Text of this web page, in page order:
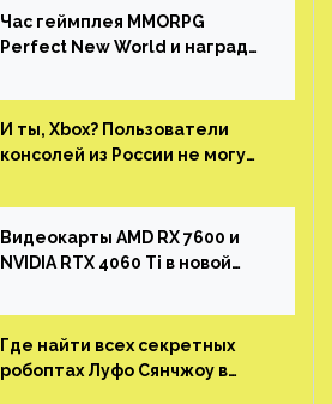
Час геймплея MMORPG
Perfect New World и награды
И ты, Xbox? Пользователи
консолей из России не могут
Видеокарты AMD RX 7600 и
NVIDIA RTX 4060 Ti в новой
Где найти всех секретных
робоптах Луфо Сянчжоу в